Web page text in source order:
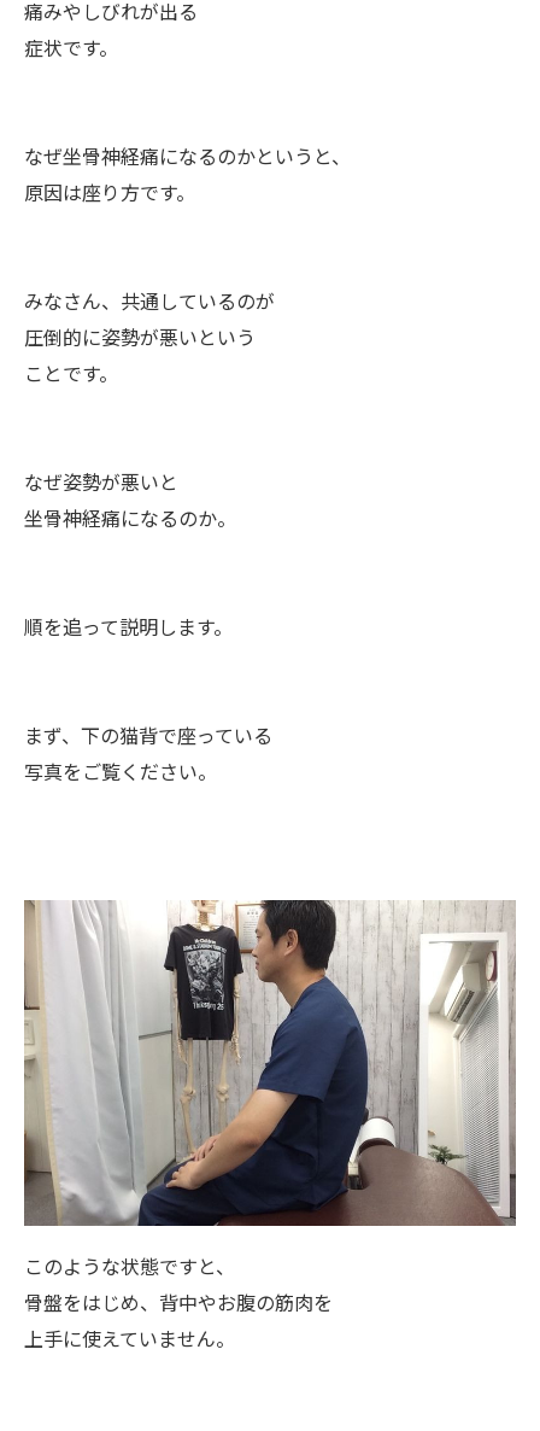
痛みやしびれが出る
症状です。
なぜ坐骨神経痛になるのかというと、
原因は座り方です。
みなさん、共通しているのが
圧倒的に姿勢が悪いという
ことです。
なぜ姿勢が悪いと
坐骨神経痛になるのか。
順を追って説明します。
まず、下の猫背で座っている
写真をご覧ください。
このような状態ですと、
骨盤をはじめ、背中やお腹の筋肉を
上手に使えていません。